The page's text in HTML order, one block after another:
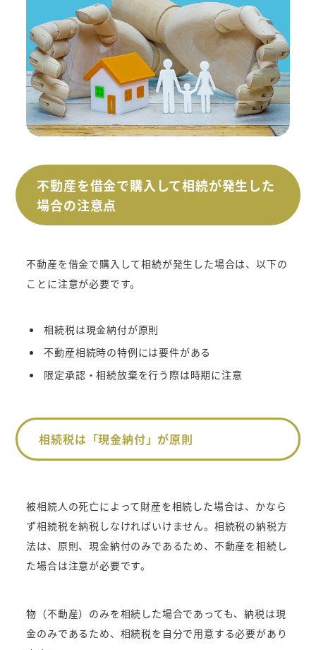
不動産を借金で購入して相続が発生した
場合の注意点
不動産を借金で購入して相続が発生した場合は、以下の
ことに注意が必要です。
相続税は現金納付が原則
不動産相続時の特例には要件がある
限定承認・相続放棄を行う際は時期に注意
相続税は「現金納付」が原則
被相続人の死亡によって財産を相続した場合は、かなら
ず相続税を納税しなければいけません。相続税の納税方
法は、原則、現金納付のみであるため、不動産を相続し
た場合は注意が必要です。
物（不動産）のみを相続した場合であっても、納税は現
金のみであるため、相続税を自分で用意する必要があり